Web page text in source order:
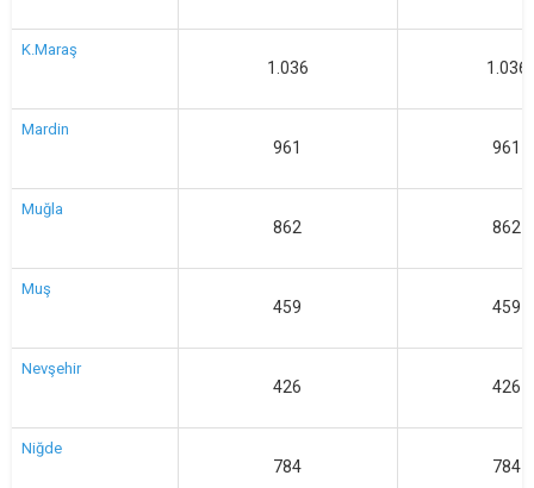
K.Maraş
1.036 1.036
Mardin
961 961
Muğla
862 862
Muş
459 459
Nevşehir
426 426
Niğde
784 784